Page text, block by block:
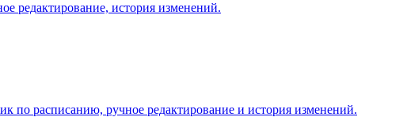
редактирование, история изменений.
по расписанию, ручное редактирование и история изменений.